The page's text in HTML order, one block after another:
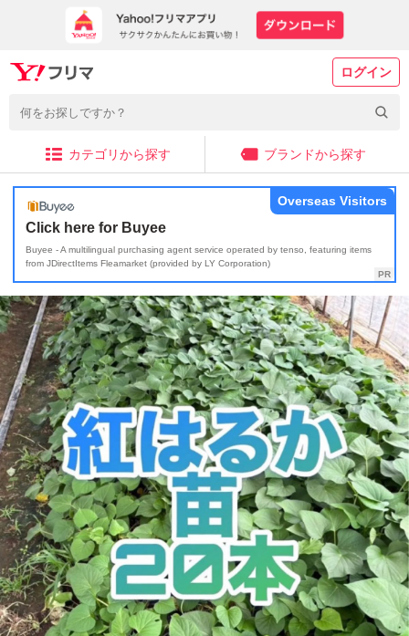
ログイン
カテゴリから探す ブランドから探す
Click here for Buyee
Buyee - A multilingual purchasing agent service operated by tenso, featuring items
from JDirectItems Fleamarket (provided by LY Corporation)
Overseas Visitors